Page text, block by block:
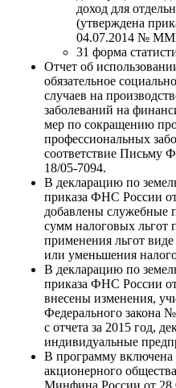
доход для
(утверждена
04.07.2014 №
31 форма
Отчет об
обязательное
случаев на
заболеваний на
мер по сокращению
профессиональных
соответствие Письму
18/05-7094.
В декларацию по
приказа ФНС России
добавлены служебные
сумм налоговых льгот
применения льгот
или уменьшения
В декларацию по
приказа ФНС России
внесены изменения,
Федерального закона
с отчета за 2015 год,
индивидуальные
В программу включена
акционерного
Минфина России от